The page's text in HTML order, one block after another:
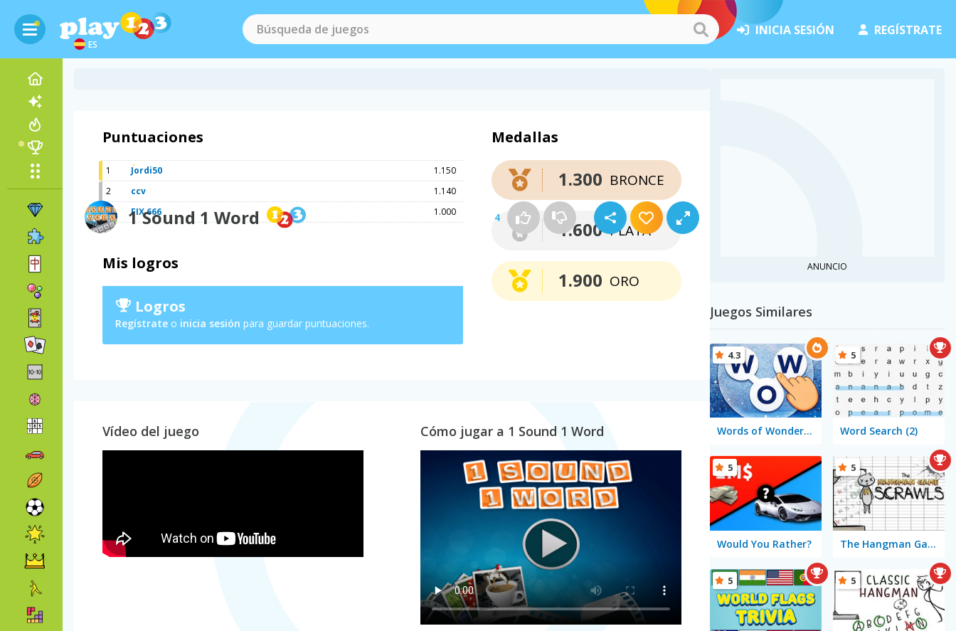
ES
INICIA SESIÓN REGÍSTRATE
1 Sound 1 Word 4
Puntuaciones
1 Jordi50
1.150
2
ccv
1.140
3
FIX 666 1.000
Mis logros
Logros
Regístrate o inicia sesión para guardar puntuaciones.
Medallas
BRONCE
1.300
PLATA
1.600
ORO
1.900
Vídeo del juego Cómo jugar a 1 Sound 1 Word
ANUNCIO
Juegos Similares
Words of Wonders - WOW
4.3
Word Search (2)
5
Would You Rather?
5
The Hangman Game Scrawl
5
5 5